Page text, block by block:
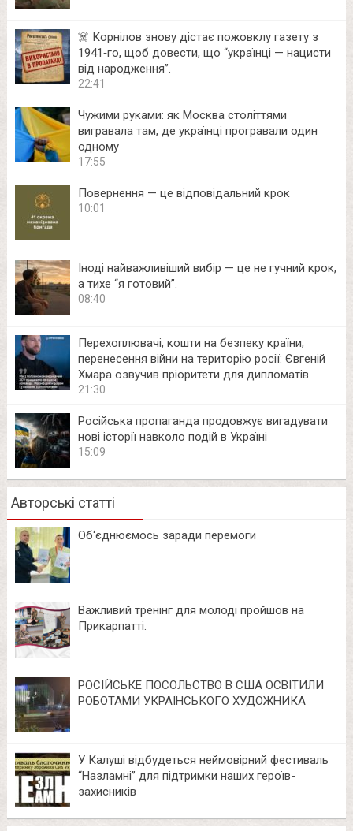
☠️ Корнілов знову дістає пожовклу газету з
1941‑го, щоб довести, що “українці — нацисти
від народження”.
22:41
Чужими руками: як Москва століттями
вигравала там, де українці програвали один
одному
17:55
Повернення — це відповідальний крок
10:01
Іноді найважливіший вибір — це не гучний крок,
а тихе “я готовий”.
08:40
Перехоплювачі, кошти на безпеку країни,
перенесення війни на територію росії: Євгеній
Хмара озвучив пріоритети для дипломатів
21:30
Російська пропаганда продовжує вигадувати
нові історії навколо подій в Україні
15:09
Авторські статті
Об‘єднюємось заради перемоги
Важливий тренінг для молоді пройшов на
Прикарпатті.
РОСІЙСЬКЕ ПОСОЛЬСТВО В США ОСВІТИЛИ
РОБОТАМИ УКРАЇНСЬКОГО ХУДОЖНИКА
У Калуші відбудеться неймовірний фестиваль
“Назламні” для підтримки наших героїв-
захисників